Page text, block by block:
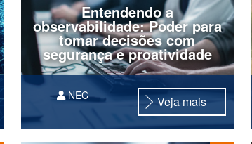
Entendendo a
observabilidade: Poder para
tomar decisões com
segurança e proatividade
NEC Veja mais